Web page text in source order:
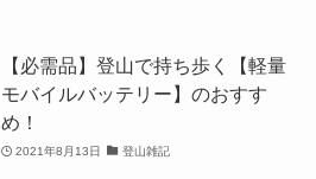
【必需品】登山で持ち歩く【軽量
モバイルバッテリー】のおすす
め！
2021年8月13日 登山雑記